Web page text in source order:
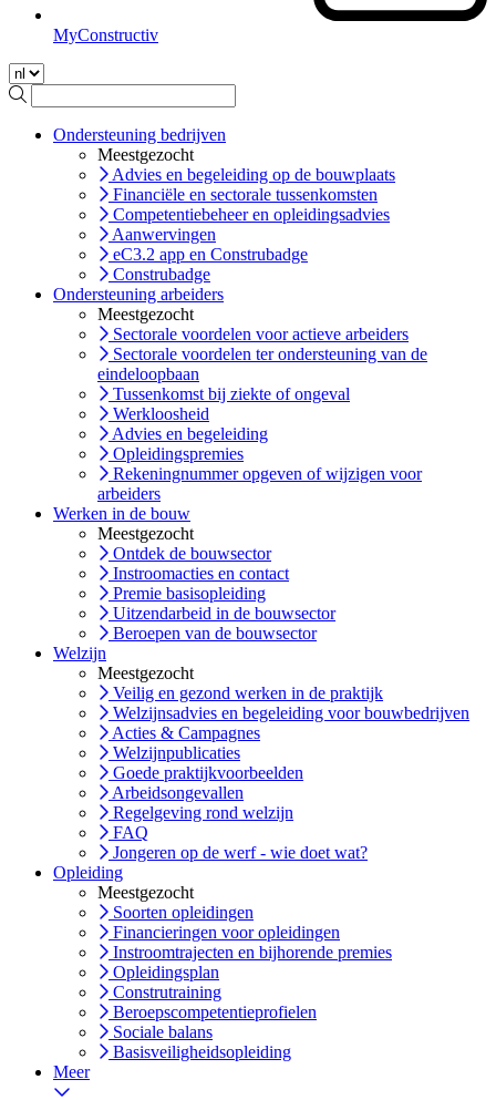
MyConstructiv
Ondersteuning bedrijven
Meestgezocht
Advies en begeleiding op de bouwplaats
Financiële en sectorale tussenkomsten
Competentiebeheer en opleidingsadvies
Aanwervingen
eC3.2 app en Construbadge
Construbadge
Ondersteuning arbeiders
Meestgezocht
Sectorale voordelen voor actieve arbeiders
Sectorale voordelen ter ondersteuning van de
eindeloopbaan
Tussenkomst bij ziekte of ongeval
Werkloosheid
Advies en begeleiding
Opleidingspremies
Rekeningnummer opgeven of wijzigen voor
arbeiders
Werken in de bouw
Meestgezocht
Ontdek de bouwsector
Instroomacties en contact
Premie basisopleiding
Uitzendarbeid in de bouwsector
Beroepen van de bouwsector
Welzijn
Meestgezocht
Veilig en gezond werken in de praktijk
Welzijnsadvies en begeleiding voor bouwbedrijven
Acties & Campagnes
Welzijnpublicaties
Goede praktijkvoorbeelden
Arbeidsongevallen
Regelgeving rond welzijn
FAQ
Jongeren op de werf - wie doet wat?
Opleiding
Meestgezocht
Soorten opleidingen
Financieringen voor opleidingen
Instroomtrajecten en bijhorende premies
Opleidingsplan
Construtraining
Beroepscompetentieprofielen
Sociale balans
Basisveiligheidsopleiding
Meer